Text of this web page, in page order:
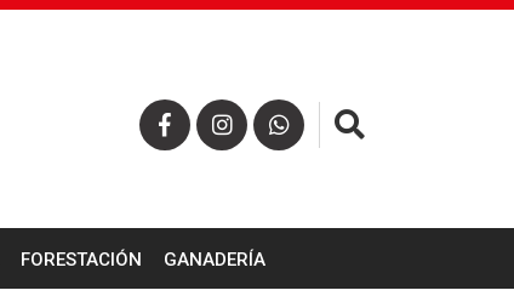
FORESTACIÓN GANADERÍA